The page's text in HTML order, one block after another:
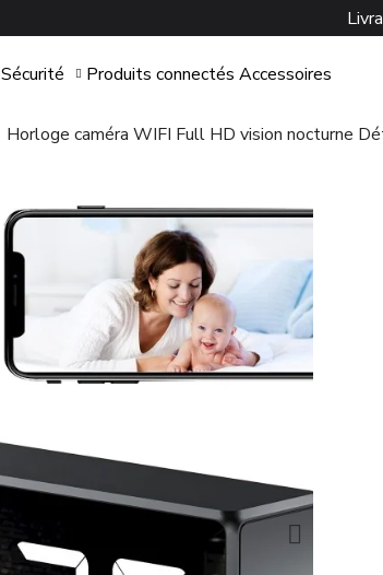
Sécurité Produits connectés Accessoires
Horloge caméra WIFI Full HD vision nocturne